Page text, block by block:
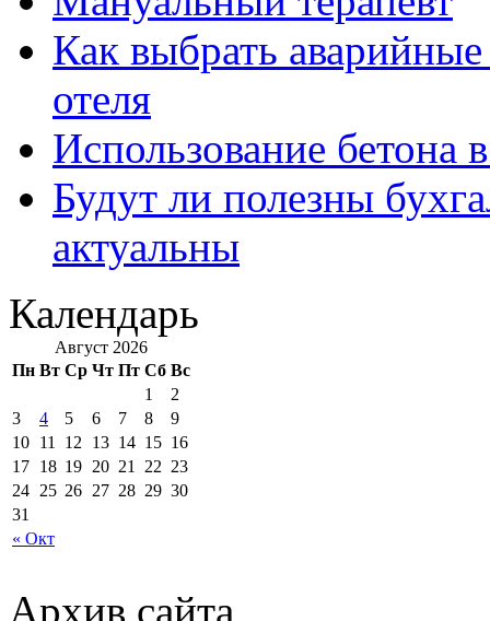
Как выбрать
отеля
Использование бетона
Будут ли полезны
актуальны
Календарь
Август 2026
Пн Вт Ср Чт Пт Сб Вс
« Окт
1
2
3
4 5 6 7 8
9
10 11 12 13 14 15 16
17 18 19 20 21 22 23
24 25 26 27 28 29 30
31
Архив сайта